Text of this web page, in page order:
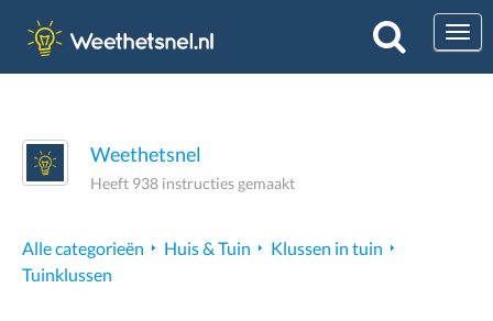
Weethetsnel
Heeft 938 instructies gemaakt
Alle categorieën Huis & Tuin
Klussen in tuin
Tuinklussen